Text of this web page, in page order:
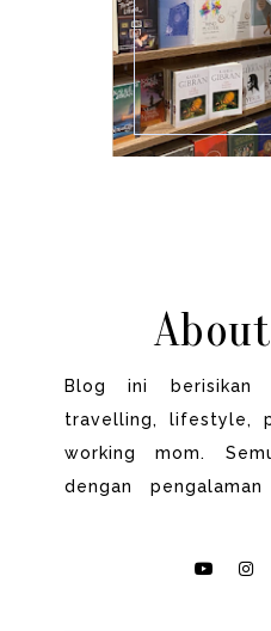
Blog ini berisikan
travelling, lifestyle,
working mom.
dengan